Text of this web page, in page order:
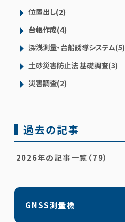
位置出し(2)
台帳作成(4)
深浅測量・台船誘導システム(5)
土砂災害防止法 基礎調査(3)
災害調査(2)
過去の記事
2026年の記事一覧（79）
GNSS測量機